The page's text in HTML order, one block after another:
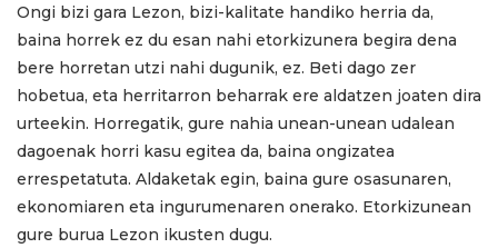
Ongi bizi gara Lezon, bizi-kalitate handiko herria da,
baina horrek ez du esan nahi etorkizunera begira dena
bere horretan utzi nahi dugunik, ez. Beti dago zer
hobetua, eta herritarron beharrak ere aldatzen joaten dira
urteekin. Horregatik, gure nahia unean-unean udalean
dagoenak horri kasu egitea da, baina ongizatea
errespetatuta. Aldaketak egin, baina gure osasunaren,
ekonomiaren eta ingurumenaren onerako. Etorkizunean
gure burua Lezon ikusten dugu.